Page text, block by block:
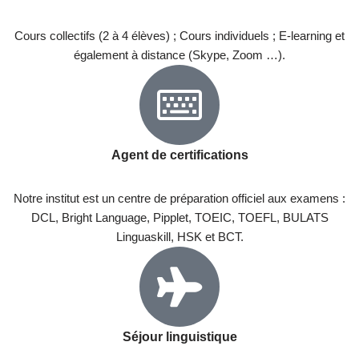
Cours collectifs (2 à 4 élèves) ; Cours individuels ; E-learning et
également à distance (Skype, Zoom …).
Agent de certifications
Notre institut est un centre de préparation officiel aux examens :
DCL, Bright Language, Pipplet, TOEIC, TOEFL, BULATS
Linguaskill, HSK et BCT.
Séjour linguistique